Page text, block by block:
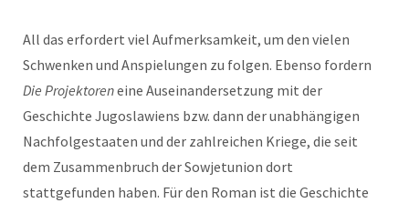
All das erfordert viel Aufmerksamkeit, um den vielen
Schwenken und Anspielungen zu folgen. Ebenso fordern
Die Projektoreneine Auseinandersetzung mit der
Geschichte Jugoslawiens bzw. dann der unabhängigen
Nachfolgestaaten und der zahlreichen Kriege, die seit
dem Zusammenbruch der Sowjetunion dort
stattgefunden haben. Für den Roman ist die Geschichte